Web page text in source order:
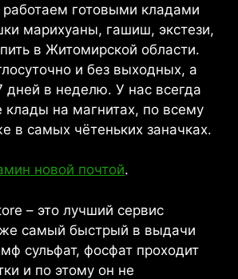
готовыми кладами
марихуаны, гашиш, экстези,
в Житомирской области.
и без выходных, а
дней в неделю. У нас всегда
на магнитах, по всему
в самых чётеньких заначках.
новой почтой.
– это лучший сервис
самый быстрый в выдачи
сульфат, фосфат проходит
и по этому он не